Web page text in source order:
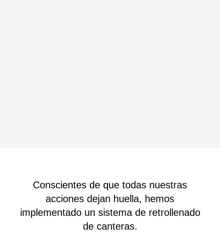
Conscientes de que todas nuestras
acciones dejan huella, hemos
implementado un sistema de retrollenado
de canteras.